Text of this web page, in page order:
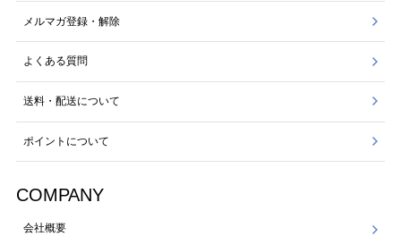
メルマガ登録・解除
よくある質問
送料・配送について
ポイントについて
COMPANY
会社概要